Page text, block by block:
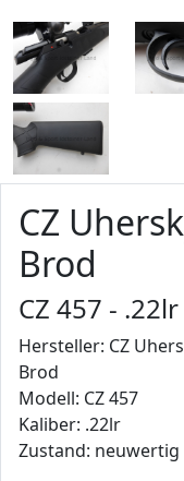
CZ
Brod
CZ 457 - .22lr
Hersteller: CZ
Brod
Modell: CZ 457
Kaliber: .22lr
Zustand: neuwertig